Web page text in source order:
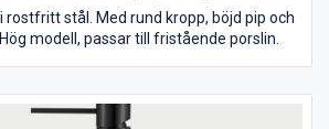
stål. Med rund kropp, böjd pip och
modell, passar till fristående porslin.